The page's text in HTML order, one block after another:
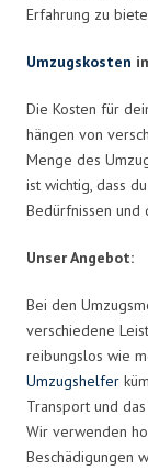
Erfahrung zu
Umzugskosten
Die Kosten für
hängen von
Menge des
ist wichtig, dass
Bedürfnissen und
Unser Angebot:
Bei den
verschiedene
reibungslos wie
Umzugshelfer
Transport und
Wir verwenden
Beschädigungen